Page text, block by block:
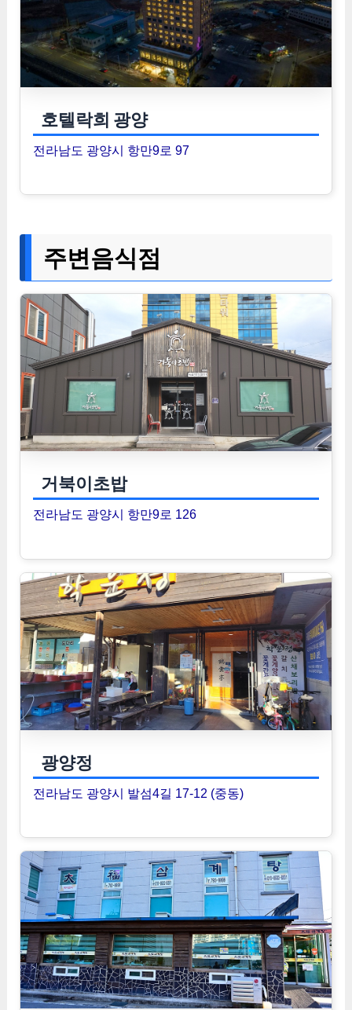
호텔락희 광양
전라남도 광양시 항만9로 97
주변음식점
거북이초밥
전라남도 광양시 항만9로 126
광양정
전라남도 광양시 발섬4길 17-12 (중동)